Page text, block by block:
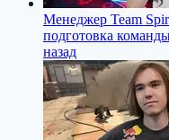
Менеджер Team
подготовка
назад